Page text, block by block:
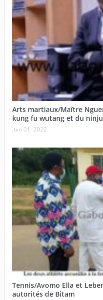
Arts martiaux/Maître
kung fu wutang et du
juin 01, 2022
Tennis/Avomo Ella et
autorités de Bitam